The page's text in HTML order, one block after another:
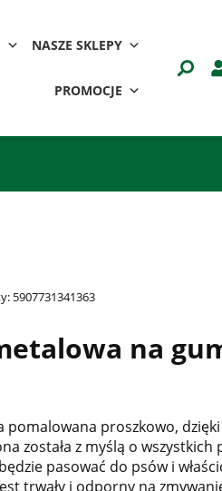
NASZE SKLEPY
PROMOCJE
5907731341363
na
pomalowana proszkowo,
została z myślą o wszystkich
pasować do psów i
trwały i odporny na